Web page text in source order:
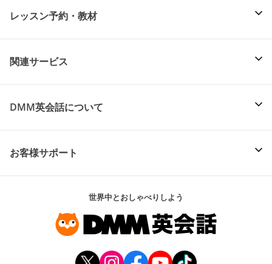
レッスン予約・教材
関連サービス
DMM英会話について
お客様サポート
世界中とおしゃべりしよう